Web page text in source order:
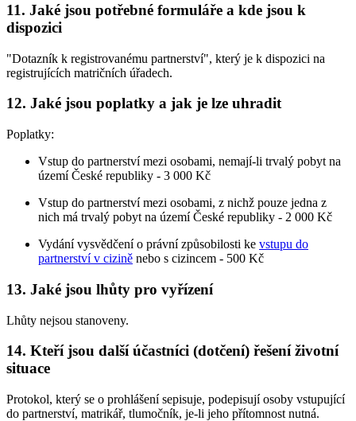
11. Jaké jsou potřebné formuláře a kde jsou k
dispozici
"Dotazník k registrovanému partnerství", který je k dispozici na
registrujících matričních úřadech.
12. Jaké jsou poplatky a jak je lze uhradit
Poplatky:
Vstup do partnerství mezi osobami, nemají-li trvalý pobyt na
území České republiky - 3 000 Kč
Vstup do partnerství mezi osobami, z nichž pouze jedna z
nich má trvalý pobyt na území České republiky - 2 000 Kč
Vydání vysvědčení o právní způsobilosti ke vstupu do
partnerství v cizině nebo s cizincem - 500 Kč
13. Jaké jsou lhůty pro vyřízení
Lhůty nejsou stanoveny.
14. Kteří jsou další účastníci (dotčení) řešení životní
situace
Protokol, který se o prohlášení sepisuje, podepisují osoby vstupující
do partnerství, matrikář, tlumočník, je-li jeho přítomnost nutná.